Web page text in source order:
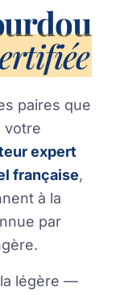
paires que
votre
expert
française,
à la
par
la légère —